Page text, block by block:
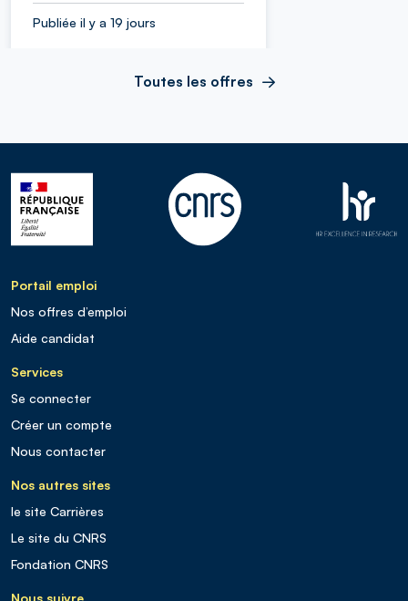
Publiée il y a 19 jours
Toutes les offres
Portail emploi
Nos offres d’emploi
Aide candidat
Services
Se connecter
Créer un compte
Nous contacter
Nos autres sites
le site Carrières
Le site du CNRS
Fondation CNRS
Nous suivre